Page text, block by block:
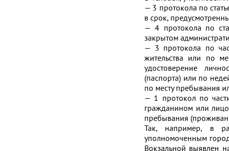
— 3 протокола по
в срок,
— 4 протокола по
закрытом
— 3 протокола по
жительства или по
удостоверение
(паспорта) или по
по месту пребывания
— 1 протокол по
гражданином или
пребывания
Так, например, в
уполномоченным
Вокзальной выявлен